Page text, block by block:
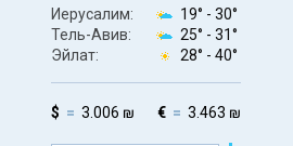
Иерусалим: 19° - 30°
Тель-Авив:
25° - 31°
Эйлат:
28° - 40°
$ 3.006 ₪ € 3.463 ₪